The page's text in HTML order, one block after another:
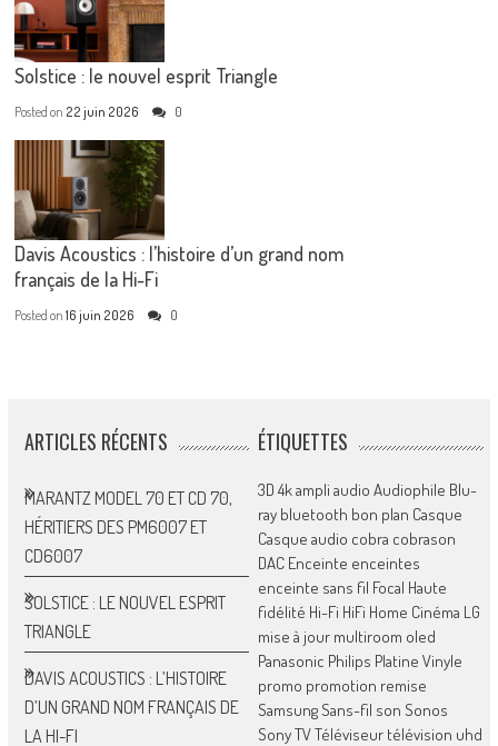
Solstice : le nouvel esprit Triangle
Posted on 22 juin 2026 0
Davis Acoustics : l’histoire d’un grand nom
français de la Hi-Fi
Posted on16 juin 2026 0
ARTICLES RÉCENTS
MARANTZ MODEL 70 ET CD 70,
HÉRITIERS DES PM6007 ET
CD6007
SOLSTICE : LE NOUVEL ESPRIT
TRIANGLE
DAVIS ACOUSTICS : L’HISTOIRE
D’UN GRAND NOM FRANÇAIS DE
LA HI-FI
ÉTIQUETTES
3D 4kampli audio Audiophile Blu-
ray bluetooth bon plan Casque
Casque audio cobra cobrason
DAC Enceinte enceintes
enceinte sans fil Focal Haute
fidélité Hi-Fi HiFi Home Cinéma LG
mise à jour multiroom oled
Panasonic Philips Platine Vinyle
promo promotion remise
SamsungSans-fil son Sonos
SonyTVTéléviseur télévision uhd